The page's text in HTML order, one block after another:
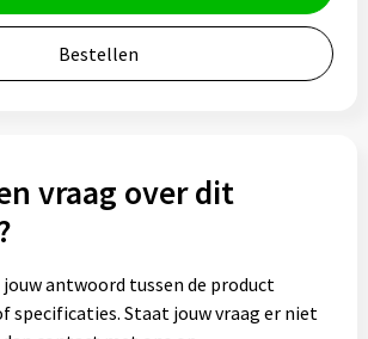
Bestellen
vraag over dit
antwoord tussen de product
specificaties. Staat jouw vraag er niet